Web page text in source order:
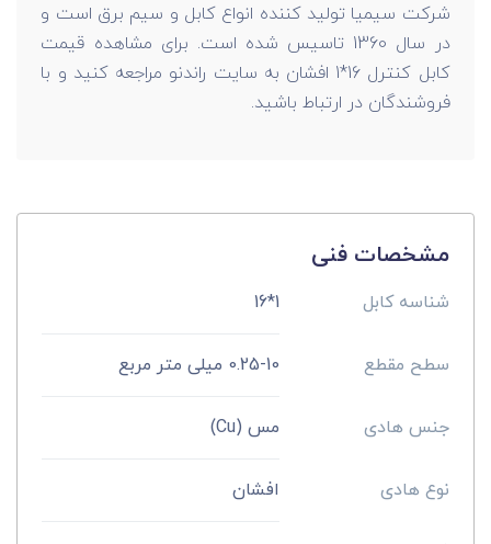
شرکت سیمیا تولید کننده انواع کابل و سیم برق است و
در سال 1360 تاسیس شده است. برای مشاهده قیمت
کابل کنترل 16*1 افشان به سایت راندنو مراجعه کنید و با
فروشندگان در ارتباط باشید.
مشخصات فنی
شناسه کابل 1*16
سطح مقطع 0.25-10 میلی متر مربع
جنس هادی مس (Cu)
نوع هادی افشان